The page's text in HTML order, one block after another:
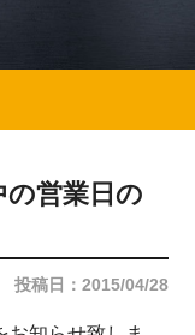
営業日の
投稿日：2015/04/28